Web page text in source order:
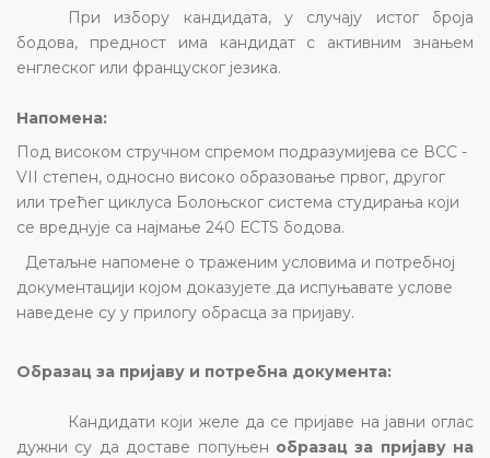
При избору кандидата, у случају истог броја
бодова, предност има кандидат с активним знањем
енглеског или француског језика.
Напомена:
Под високом стручном спремом подразумијева се ВСС -
VII степен, односно високо образовање првог, другог
или трећег циклуса Болоњског система студирања који
се вреднује са најмање 240 ЕCTS бодова.
Детаљне напомене о траженим условима и потребној
документацији којом доказујете да испуњавате услове
наведене су у прилогу обрасца за пријаву.
Образац за пријаву и потребна документа:
Кандидати који желе да се пријаве на јавни оглас
дужни су да доставе попуњен образац за пријаву на